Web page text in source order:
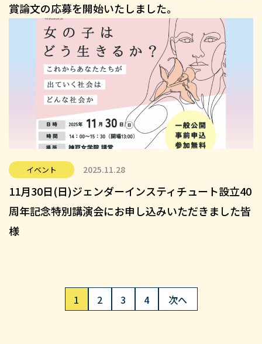
賞論文の応募を開始いたしました。
イベント 2025.11.28
11月30日(日)ジェンダーインスティチュート設立40
周年記念特別講演会にお申し込みいただきました皆
様
1 2 3 4 次へ